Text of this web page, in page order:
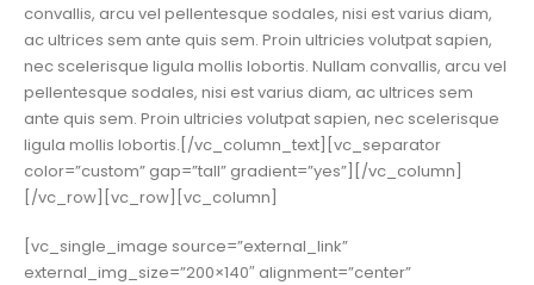
convallis, arcu vel pellentesque sodales, nisi est varius diam,
ac ultrices sem ante quis sem. Proin ultricies volutpat sapien,
nec scelerisque ligula mollis lobortis. Nullam convallis, arcu vel
pellentesque sodales, nisi est varius diam, ac ultrices sem
ante quis sem. Proin ultricies volutpat sapien, nec scelerisque
ligula mollis lobortis.[/vc_column_text][vc_separator
color=”custom” gap=”tall” gradient=”yes”][/vc_column]
[/vc_row][vc_row][vc_column]
[vc_single_image source=”external_link”
external_img_size=”200×140″ alignment=”center”